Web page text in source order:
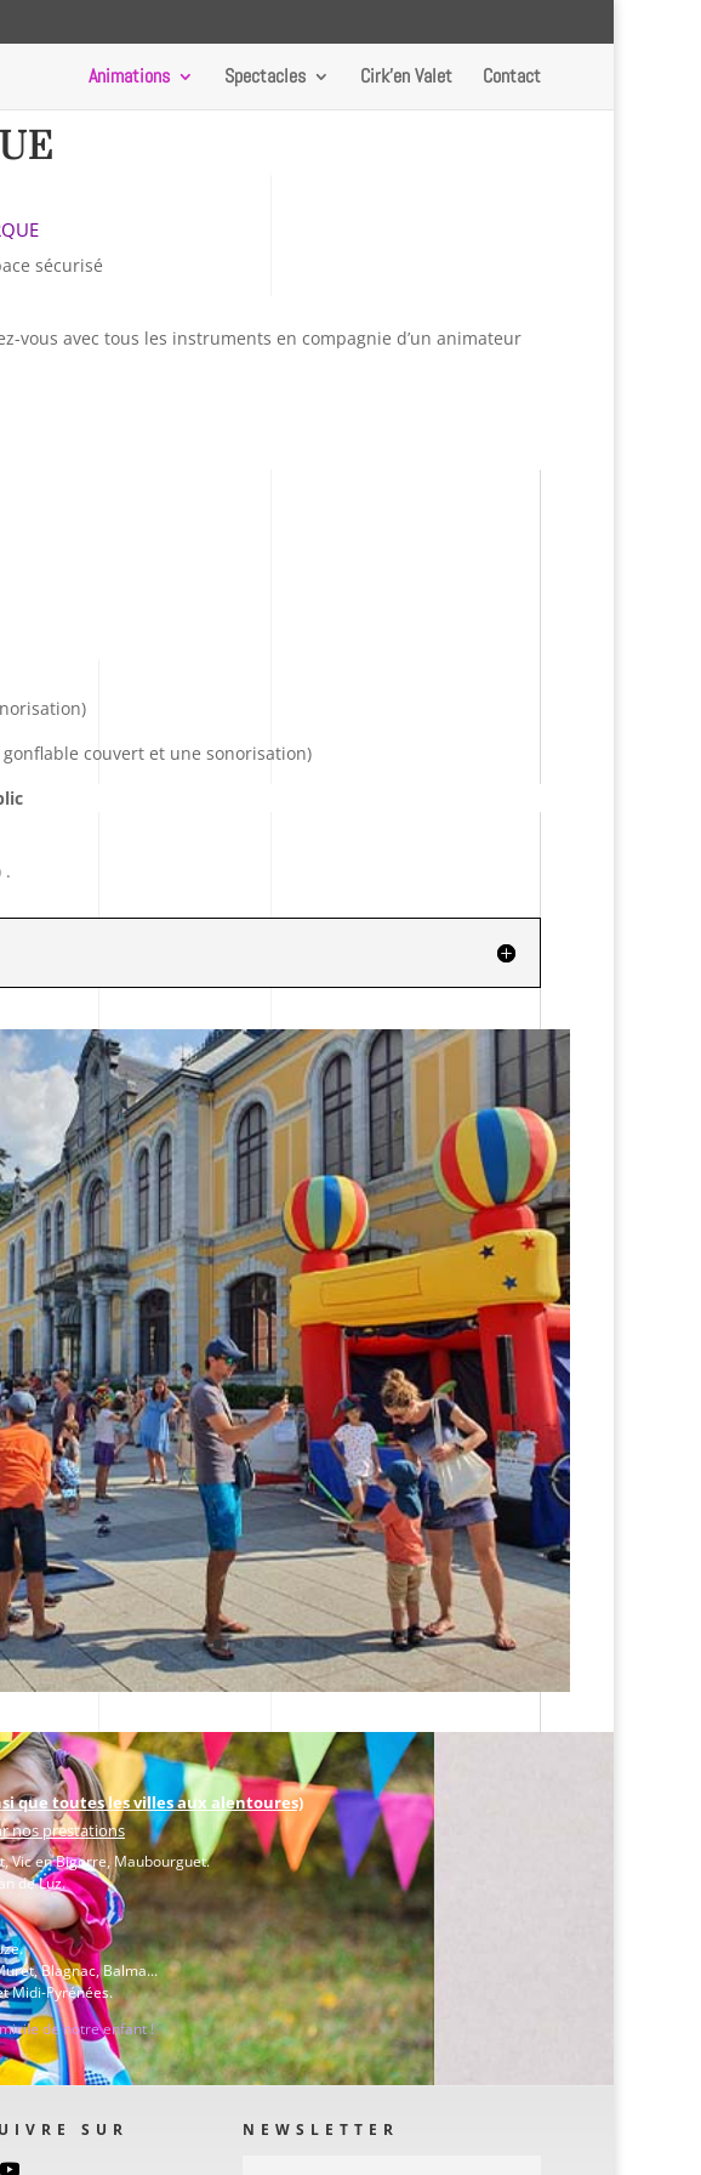
Animations Spectacles Cirk’en Valet Contact
sécurisé
vous avec tous les instruments en compagnie d’un animateur
couvert et une sonorisation)
.
que toutes les villes aux alentoures)
nos prestations
Vic en Bigorre, Maubourguet.
de Luz.
Blagnac, Balma...
Midi-Pyrénées.
de notre enfant !
SUR NEWSLETTER